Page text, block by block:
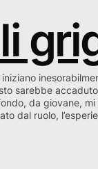
sarebbe
da giovane,
dal ruolo,